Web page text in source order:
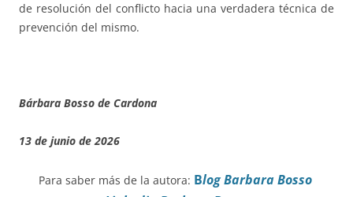
de resolución del conflicto hacia una verdadera técnica de
prevención del mismo.
Bárbara Bosso de Cardona
13 de junio de 2026
Para saber más de la autora: Blog Barbara Bosso